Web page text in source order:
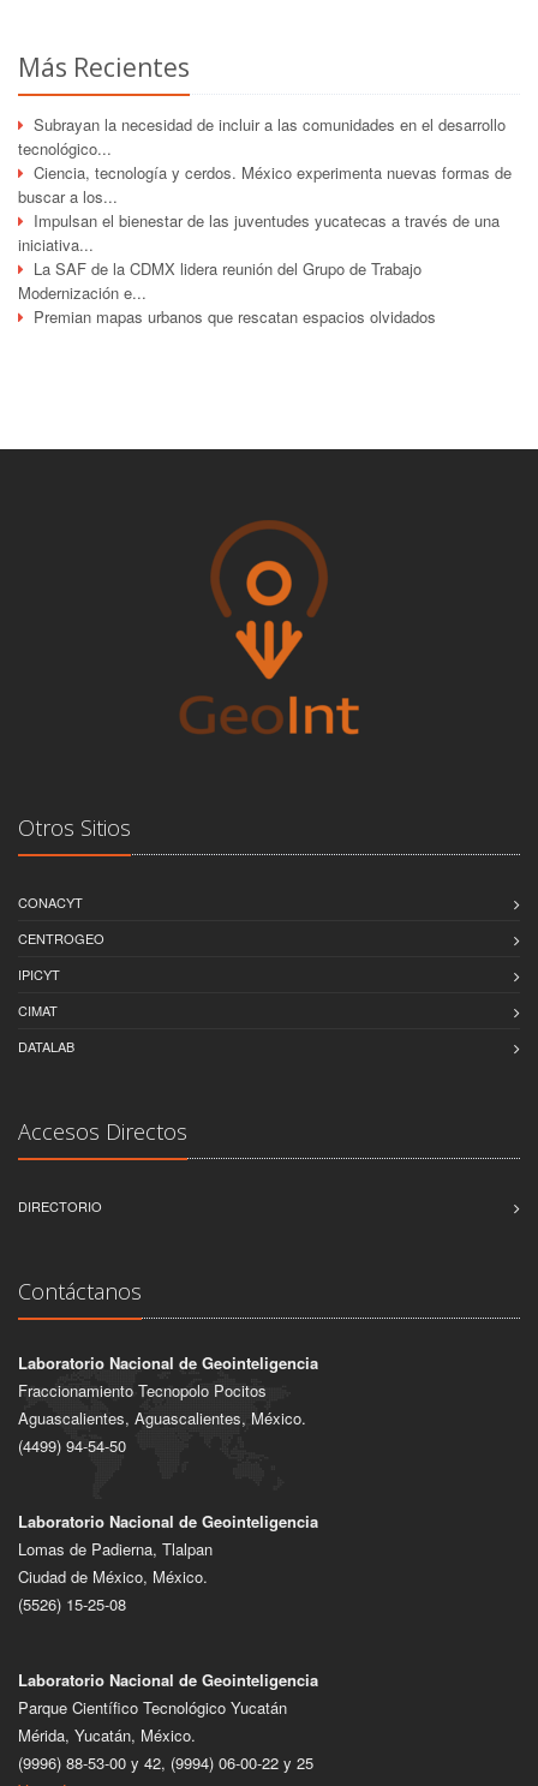
Más Recientes
Subrayan la necesidad de incluir a las comunidades en el desarrollo
tecnológico...
Ciencia, tecnología y cerdos. México experimenta nuevas formas de
buscar a los...
Impulsan el bienestar de las juventudes yucatecas a través de una
iniciativa...
La SAF de la CDMX lidera reunión del Grupo de Trabajo
Modernización e...
Premian mapas urbanos que rescatan espacios olvidados
Otros Sitios
CONACYT
CENTROGEO
IPICYT
CIMAT
DATALAB
Accesos Directos
DIRECTORIO
Contáctanos
Laboratorio Nacional de Geointeligencia
Fraccionamiento Tecnopolo Pocitos
Aguascalientes, Aguascalientes, México.
(4499) 94-54-50
Laboratorio Nacional de Geointeligencia
Lomas de Padierna, Tlalpan
Ciudad de México, México.
(5526) 15-25-08
Laboratorio Nacional de Geointeligencia
Parque Científico Tecnológico Yucatán
Mérida, Yucatán, México.
(9996) 88-53-00 y 42, (9994) 06-00-22 y 25